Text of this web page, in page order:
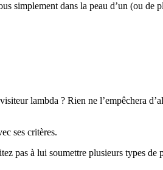
simplement dans la peau d’un (ou de
lambda ? Rien ne l’empêchera
ses critères.
pas à lui soumettre plusieurs types de